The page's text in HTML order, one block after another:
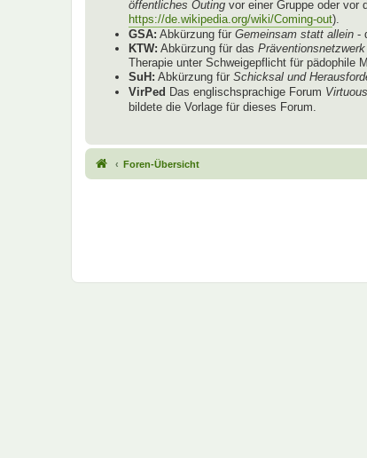
öffentliches Outing vor einer Gruppe oder vor
https://de.wikipedia.org/wiki/Coming-out).
GSA: Abkürzung für Gemeinsam statt allein -
KTW: Abkürzung für das
Therapie unter Schweigepflicht für pädophile
SuH: Abkürzung für Schicksal und
VirPed Das englischsprachige Forum
bildete die Vorlage für dieses Forum.
Foren-Übersicht